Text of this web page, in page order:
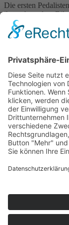
Die ersten
ihre schmucken
Fahrradständern.
bequemer, mit
habe mich
Jobrads zum
„Ein tolles Angebot
kann.“
Kontakt
Karriere
Downloads
T